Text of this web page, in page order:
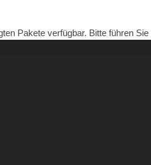
Pakete verfügbar. Bitte führen